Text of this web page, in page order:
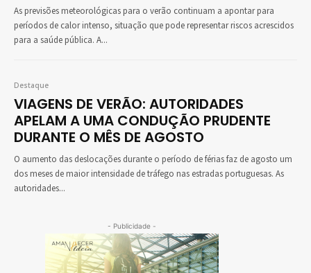
As previsões meteorológicas para o verão continuam a apontar para
períodos de calor intenso, situação que pode representar riscos acrescidos
para a saúde pública. A...
Destaque
VIAGENS DE VERÃO: AUTORIDADES
APELAM A UMA CONDUÇÃO PRUDENTE
DURANTE O MÊS DE AGOSTO
O aumento das deslocações durante o período de férias faz de agosto um
dos meses de maior intensidade de tráfego nas estradas portuguesas. As
autoridades...
- Publicidade -